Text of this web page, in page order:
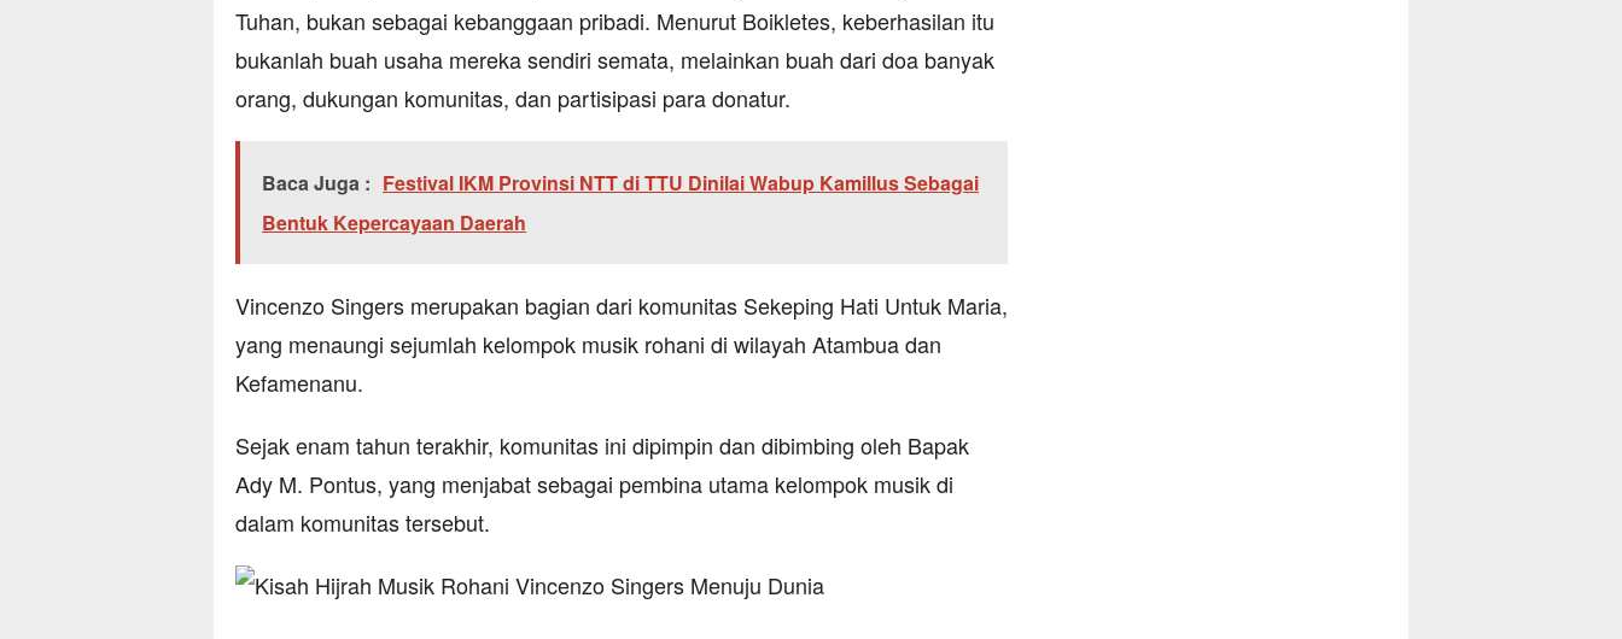
Tuhan, bukan sebagai kebanggaan pribadi. Menurut Boikletes, keberhasilan itu
bukanlah buah usaha mereka sendiri semata, melainkan buah dari doa banyak
orang, dukungan komunitas, dan partisipasi para donatur.
Baca Juga : Festival IKM Provinsi NTT di TTU Dinilai Wabup Kamillus Sebagai
Bentuk Kepercayaan Daerah
Vincenzo Singers merupakan bagian dari komunitas Sekeping Hati Untuk Maria,
yang menaungi sejumlah kelompok musik rohani di wilayah Atambua dan
Kefamenanu.
Sejak enam tahun terakhir, komunitas ini dipimpin dan dibimbing oleh Bapak
Ady M. Pontus, yang menjabat sebagai pembina utama kelompok musik di
dalam komunitas tersebut.